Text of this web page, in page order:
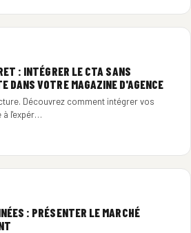
: INTÉGRER LE CTA SANS
DANS VOTRE MAGAZINE D'AGENCE
Découvrez comment intégrer vos
à l'expér…
: PRÉSENTER LE MARCHÉ